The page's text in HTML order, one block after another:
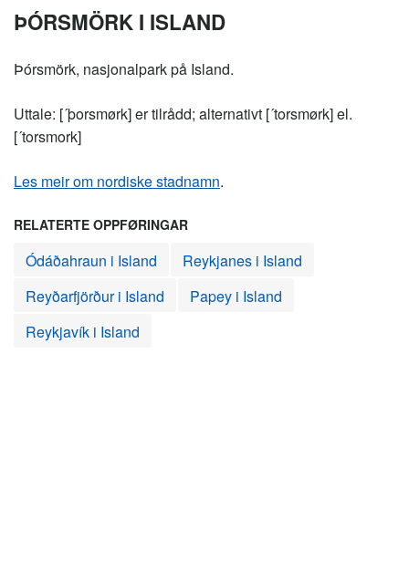
ÞÓRSMÖRK I ISLAND
Þórsmörk, nasjonalpark på Island.
Uttale: [´þorsmørk] er tilrådd; alternativt [´torsmørk] el.
[´torsmork]
Les meir om nordiske stadnamn.
RELATERTE OPPFØRINGAR
Ódáðahraun i Island
Reykjanes i Island
Reyðarfjörður i Island
Papey i Island
Reykjavík i Island